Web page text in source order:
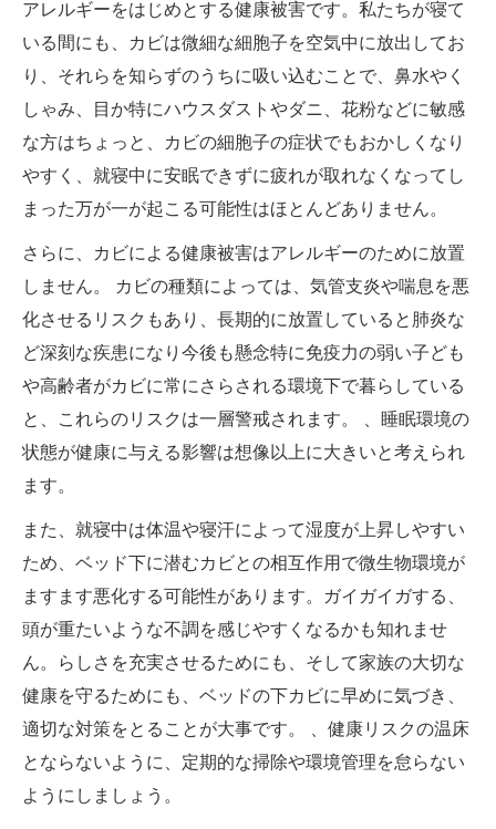
アレルギーをはじめとする健康被害です。私たちが寝て
いる間にも、カビは微細な細胞子を空気中に放出してお
り、それらを知らずのうちに吸い込むことで、鼻水やく
しゃみ、目か特にハウスダストやダニ、花粉などに敏感
な方はちょっと、カビの細胞子の症状でもおかしくなり
やすく、就寝中に安眠できずに疲れが取れなくなってし
まった万が一が起こる可能性はほとんどありません。
さらに、カビによる健康被害はアレルギーのために放置
しません。 カビの種類によっては、気管支炎や喘息を悪
化させるリスクもあり、長期的に放置していると肺炎な
ど深刻な疾患になり今後も懸念特に免疫力の弱い子ども
や高齢者がカビに常にさらされる環境下で暮らしている
と、これらのリスクは一層警戒されます。 、睡眠環境の
状態が健康に与える影響は想像以上に大きいと考えられ
ます。
また、就寝中は体温や寝汗によって湿度が上昇しやすい
ため、ベッド下に潜むカビとの相互作用で微生物環境が
ますます悪化する可能性があります。ガイガイガする、
頭が重たいような不調を感じやすくなるかも知れませ
ん。らしさを充実させるためにも、そして家族の大切な
健康を守るためにも、ベッドの下カビに早めに気づき、
適切な対策をとることが大事です。 、健康リスクの温床
とならないように、定期的な掃除や環境管理を怠らない
ようにしましょう。